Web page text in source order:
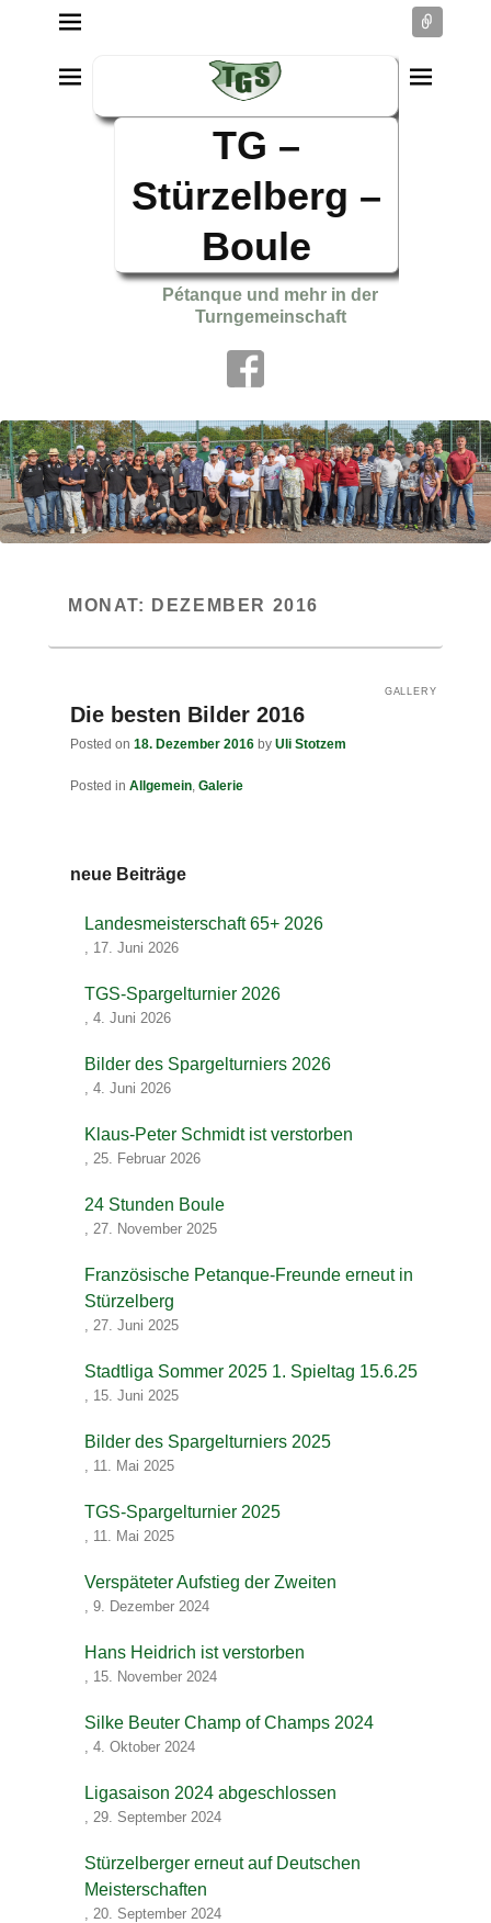
TG –
Stürzelberg –
Boule
Pétanque und mehr in der
Turngemeinschaft
MONAT: DEZEMBER 2016
Die besten Bilder 2016
GALLERY
Posted on 18. Dezember 2016 by Uli Stotzem
Posted in Allgemein, Galerie
neue Beiträge
Landesmeisterschaft 65+ 2026
, 17. Juni 2026
TGS-Spargelturnier 2026
, 4. Juni 2026
Bilder des Spargelturniers 2026
, 4. Juni 2026
Klaus-Peter Schmidt ist verstorben
, 25. Februar 2026
24 Stunden Boule
, 27. November 2025
Französische Petanque-Freunde erneut in
Stürzelberg
, 27. Juni 2025
Stadtliga Sommer 2025 1. Spieltag 15.6.25
, 15. Juni 2025
Bilder des Spargelturniers 2025
, 11. Mai 2025
TGS-Spargelturnier 2025
, 11. Mai 2025
Verspäteter Aufstieg der Zweiten
, 9. Dezember 2024
Hans Heidrich ist verstorben
, 15. November 2024
Silke Beuter Champ of Champs 2024
, 4. Oktober 2024
Ligasaison 2024 abgeschlossen
, 29. September 2024
Stürzelberger erneut auf Deutschen
Meisterschaften
, 20. September 2024